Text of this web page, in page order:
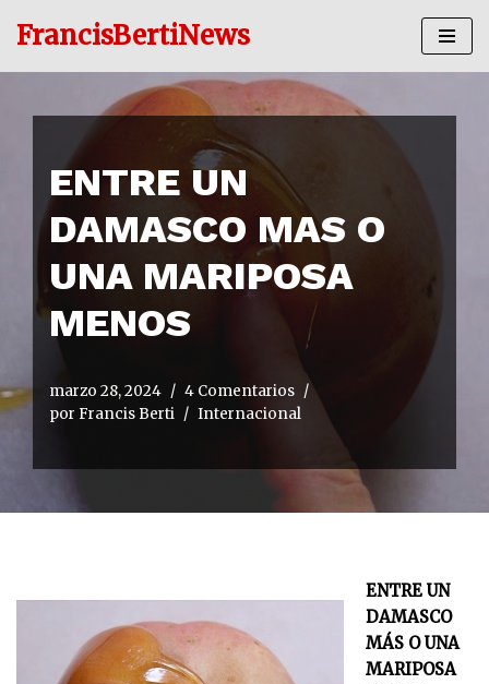
contenido
FrancisBertiNews
ENTRE UN
DAMASCO MAS O
UNA MARIPOSA
MENOS
marzo 28, 2024
4 Comentarios
por Francis Berti Internacional
ENTRE UN
DAMASCO
MÁS O UNA
MARIPOSA